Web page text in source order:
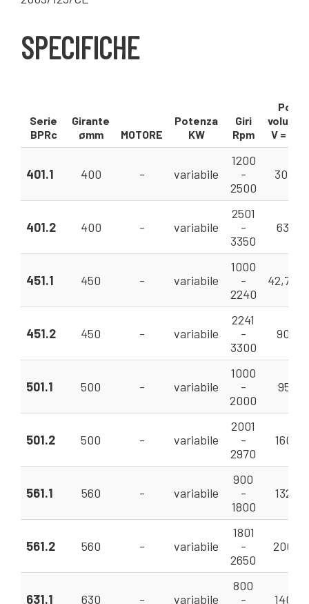
SPECIFICHE
Serie
BPRc
Girante
ømm
MOTORE
Potenza
KW
Giri
Rpm
V =
401.1 400 - variabile
1200
-
2500
30 -
401.2 400 - variabile
2501
-
3350
63 -
451.1 450 - variabile
1000
-
2240
42,7 -
451.2 450 - variabile
2241
-
3300
90 -
501.1 500 - variabile
1000
-
2000
95 -
501.2 500 - variabile
2001
-
2970
160 -
561.1 560 - variabile
900
-
1800
132 -
561.2 560 - variabile
1801
-
2650
200 -
631.1 630 - variabile
800
-
140 -